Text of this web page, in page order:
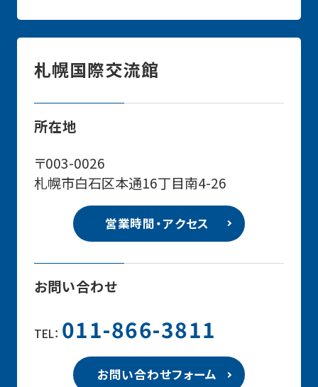
札幌国際交流館
所在地
〒003-0026
札幌市白石区本通16丁目南4-26
営業時間・アクセス
お問い合わせ
TEL： 011-866-3811
お問い合わせフォーム